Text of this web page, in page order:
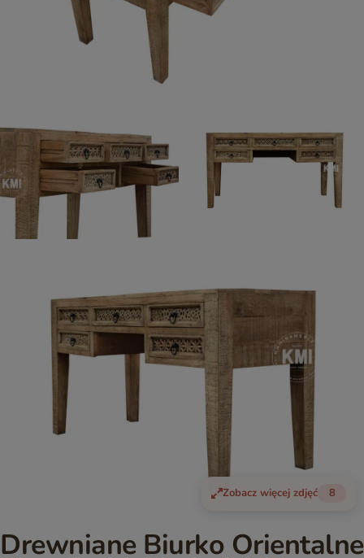
Zobacz więcej zdjęć 8
Drewniane Biurko Orientalne